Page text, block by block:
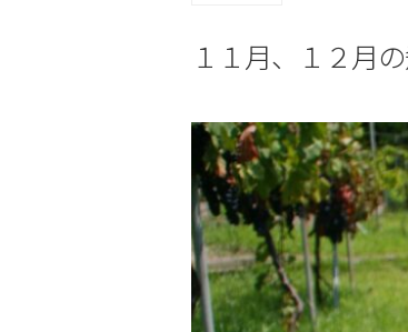
１１月、１２月